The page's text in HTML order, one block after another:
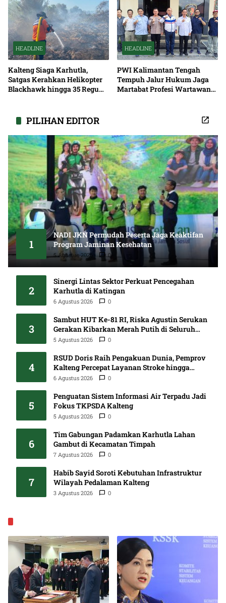
HEADLINE
Kalteng Siaga Karhutla,
Satgas Kerahkan Helikopter
Blackhawk hingga 35 Regu
HEADLINE
PWI Kalimantan Tengah
Tempuh Jalur Hukum Jaga
Martabat Profesi Wartawan
PILIHAN EDITOR
1
NADI JKN Permudah Peserta Jaga Keaktifan
Program Jaminan Kesehatan
5 Agustus 2026 0
2
Sinergi Lintas Sektor Perkuat Pencegahan
Karhutla di Katingan
6 Agustus 2026 0
3
Sambut HUT Ke-81 RI, Riska Agustin Serukan
Gerakan Kibarkan Merah Putih di Seluruh
Kalteng
5 Agustus 2026 0
4
RSUD Doris Raih Pengakuan Dunia, Pemprov
Kalteng Percepat Layanan Stroke hingga
Pelosok
6 Agustus 2026 0
5
Penguatan Sistem Informasi Air Terpadu Jadi
Fokus TKPSDA Kalteng
5 Agustus 2026 0
6
Tim Gabungan Padamkan Karhutla Lahan
Gambut di Kecamatan Timpah
7 Agustus 2026 0
7
Habib Sayid Soroti Kebutuhan Infrastruktur
Wilayah Pedalaman Kalteng
3 Agustus 2026 0